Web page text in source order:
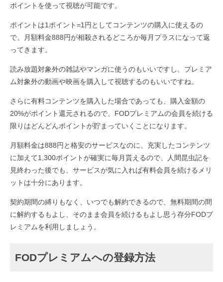
ポイントを使って視聴が可能です。
ポイントは1ポイント=1円としてコンテンツの購入に使えるの
で、月額料金888円が相殺されるどころか毎月プラスになって返
ってきます。
読み放題対象外の雑誌やマンガに使うのもいいですし、プレミア
ム対象外の動画や映画を購入して視聴するのもいいですね。
さらに有料コンテンツを購入した場合であっても、購入金額の
20%がポイント還元されるので、FODプレミアムの会員を続ける
限りはどんどんポイントが貯まっていくことになります。
月額料金は888円と格安のサービスなのに、充実したコンテンツ
に加えて1,300ポイントが確実に毎月貰えるので、人間昆虫記を
見終わった後でも、サービスが気に入れば有料会員を続けるメリ
ットは十分にあります。
契約期間の縛りもなく、いつでも解約できるので、無料期間の間
に解約するもよし、そのまま会員を続けるもよし思う存分FODプ
レミアムを利用しましょう。
FODプレミアムへの登録方法